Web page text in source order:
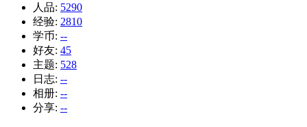
人品: 5290
经验: 2810
学币: --
好友: 45
主题: 528
日志: --
相册: --
分享: --